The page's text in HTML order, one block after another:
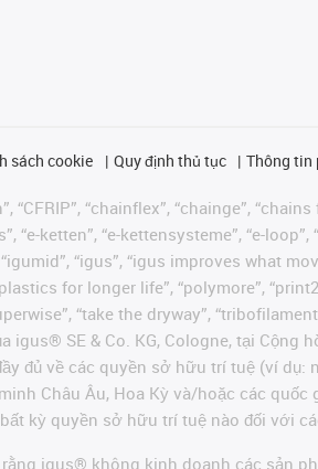
sách cookie Quy định thủ tục Thông tin
“CFRIP”, “chainflex”, “chainge”,
“e-ketten”, “e-kettensysteme”, “e-
“igus”, “igus improves what
for longer life”, “polymore”,
“take the dryway”,
igus® SE & Co. KG, Cologne, tại
đủ về các quyền sở hữu trí tuệ (ví
Châu Âu, Hoa Kỳ và/hoặc các
kỳ quyền sở hữu trí tuệ nào đối với
igus® không kinh doanh các sản